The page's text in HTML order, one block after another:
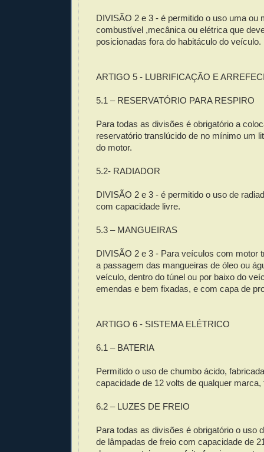
DIVISÃO 2 e 3 - é permitido o uso uma ou
combustível ,mecânica ou elétrica que
posicionadas fora do habitáculo do veículo.
ARTIGO 5 - LUBRIFICAÇÃO E
5.1 – RESERVATÓRIO PARA RESPIRO
Para todas as divisões é obrigatório a
reservatório translúcido de no mínimo um
do motor.
5.2- RADIADOR
DIVISÃO 2 e 3 - é permitido o uso de
com capacidade livre.
5.3 – MANGUEIRAS
DIVISÃO 2 e 3 - Para veículos com motor
a passagem das mangueiras de óleo ou
veículo, dentro do túnel ou por baixo do
emendas e bem fixadas, e com capa de
ARTIGO 6 - SISTEMA ELÉTRICO
6.1 – BATERIA
Permitido o uso de chumbo ácido,
capacidade de 12 volts de qualquer marca,
6.2 – LUZES DE FREIO
Para todas as divisões é obrigatório o uso
de lâmpadas de freio com capacidade de